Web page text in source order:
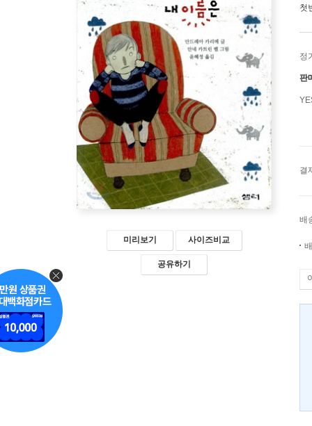
미리보기 사이즈비교
공유하기
첫
정
판
결
배